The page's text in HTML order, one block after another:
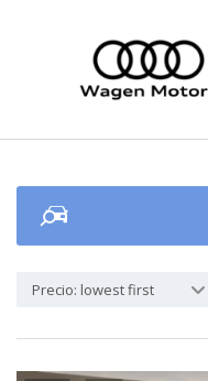
Precio: lowest first